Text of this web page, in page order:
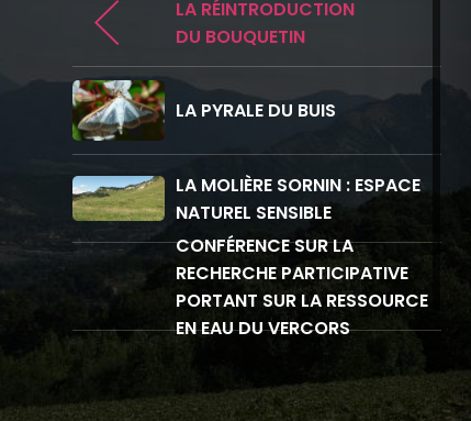
LA RÉINTRODUCTION
DU BOUQUETIN
LA PYRALE DU BUIS
LA MOLIÈRE SORNIN : ESPACE
NATUREL SENSIBLE
CONFÉRENCE SUR LA
RECHERCHE PARTICIPATIVE
PORTANT SUR LA RESSOURCE
EN EAU DU VERCORS